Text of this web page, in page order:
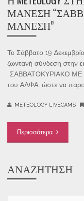
ΜΆΝΕΣΗ
ΜΑΝΕΣΗ”
Το Σάββατο 19
ζωντανή σύνδεση στην
“ΣΑΒΒΑΤΟΚΥΡΙΑΚΟ ΜΕ
του ΑΛΦΑ, ώστε να
METEOLOGY LIVECAMS
Περισσότερα
ΑΝΑΖΉΤΗΣΗ